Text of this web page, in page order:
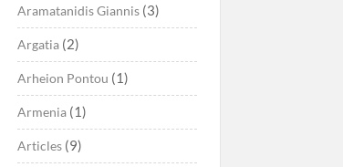
Aramatanidis Giannis(3)
Argatia(2)
Arheion Pontou (1)
Armenia(1)
Articles(9)